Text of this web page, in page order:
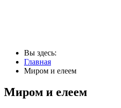
Вы здесь:
Главная
Миром и елеем
Миром и елеем